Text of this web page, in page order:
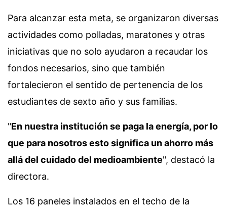
Para alcanzar esta meta, se organizaron diversas
actividades como polladas, maratones y otras
iniciativas que no solo ayudaron a recaudar los
fondos necesarios, sino que también
fortalecieron el sentido de pertenencia de los
estudiantes de sexto año y sus familias.
"En nuestra institución se paga la energía, por lo
que para nosotros esto significa un ahorro más
allá del cuidado del medioambiente", destacó la
directora.
Los 16 paneles instalados en el techo de la